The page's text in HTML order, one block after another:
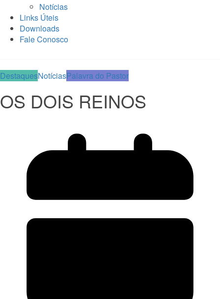
Notícias
Links Úteis
Downloads
Fale Conosco
DestaquesNotíciasPalavra do Pastor
OS DOIS REINOS